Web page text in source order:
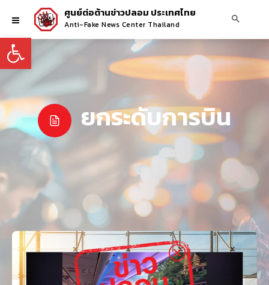
Open toolbar
ศูนย์ต่อต้านข่าวปลอม ประเทศไทย
Anti-Fake News Center Thailand
ยกระดับการบิน